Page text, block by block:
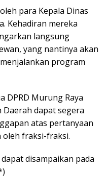
para Kepala Dinas
Kehadiran mereka
langsung
yang nantinya akan
program
DPRD Murung Raya
dapat segera
atas pertanyaan
oleh fraksi-fraksi.
disampaikan pada